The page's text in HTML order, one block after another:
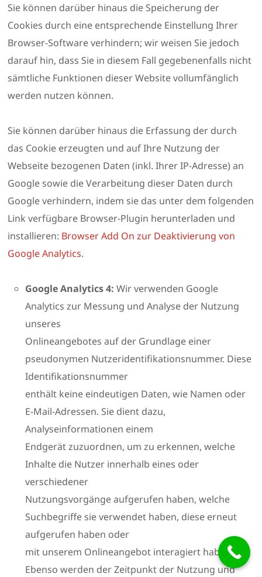
Sie können darüber hinaus die Speicherung der
Cookies durch eine entsprechende Einstellung Ihrer
Browser-Software verhindern; wir weisen Sie jedoch
darauf hin, dass Sie in diesem Fall gegebenenfalls nicht
sämtliche Funktionen dieser Website vollumfänglich
werden nutzen können.
Sie können darüber hinaus die Erfassung der durch
das Cookie erzeugten und auf Ihre Nutzung der
Webseite bezogenen Daten (inkl. Ihrer IP-Adresse) an
Google sowie die Verarbeitung dieser Daten durch
Google verhindern, indem sie das unter dem folgenden
Link verfügbare Browser-Plugin herunterladen und
installieren: Browser Add On zur Deaktivierung von
Google Analytics.
Google Analytics 4:Wir verwenden Google
Analytics zur Messung und Analyse der Nutzung
unseres
Onlineangebotes auf der Grundlage einer
pseudonymen Nutzeridentifikationsnummer. Diese
Identifikationsnummer
enthält keine eindeutigen Daten, wie Namen oder
E-Mail-Adressen. Sie dient dazu,
Analyseinformationen einem
Endgerät zuzuordnen, um zu erkennen, welche
Inhalte die Nutzer innerhalb eines oder
verschiedener
Nutzungsvorgänge aufgerufen haben, welche
Suchbegriffe sie verwendet haben, diese erneut
aufgerufen haben oder
mit unserem Onlineangebot interagiert haben.
Ebenso werden der Zeitpunkt der Nutzung und